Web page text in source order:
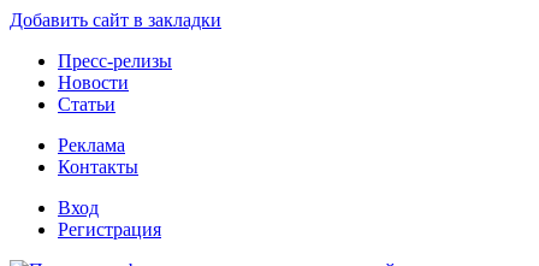
Добавить сайт в закладки
Пресс-релизы
Новости
Статьи
Реклама
Контакты
Вход
Регистрация